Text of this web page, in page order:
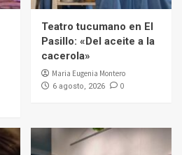
Teatro tucumano en El
Pasillo: «Del aceite a la
cacerola»
Maria Eugenia Montero
6 agosto, 2026 0